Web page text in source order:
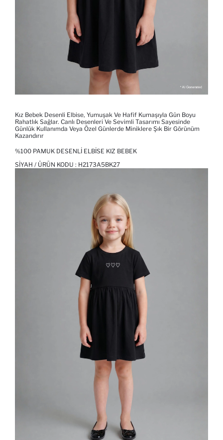
Kız Bebek Desenli Elbise, Yumuşak Ve Hafif Kumaşıyla Gün Boyu
Rahatlık Sağlar. Canlı Desenleri Ve Sevimli Tasarımı Sayesinde
Günlük Kullanımda Veya Özel Günlerde Miniklere Şık Bir Görünüm
Kazandırır
%100 PAMUK DESENLI ELBISE KIZ BEBEK
SIYAH / ÜRÜN KODU : H2173A5BK27